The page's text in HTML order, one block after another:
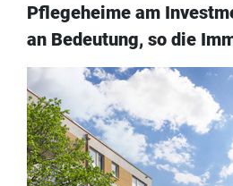
Pflegeheime am
an Bedeutung, so die